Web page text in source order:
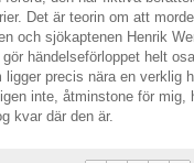
Det är teorin om att
och sjökaptenen Henrik
händelseförloppet helt
precis nära en verklig
inte, åtminstone för
kvar där den är.